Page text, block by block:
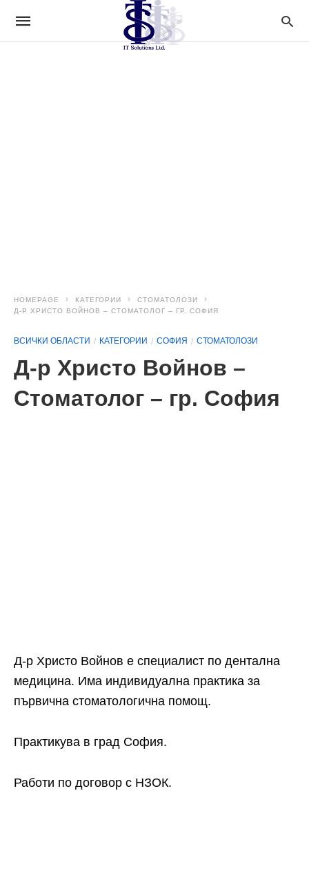
HOMEPAGE КАТЕГОРИИ
СТОМАТОЛОЗИ
Д-Р ХРИСТО ВОЙНОВ – СТОМАТОЛОГ – ГР. СОФИЯ
ВСИЧКИ ОБЛАСТИ КАТЕГОРИИ СОФИЯ СТОМАТОЛОЗИ
Д-р Христо Войнов –
Стоматолог – гр. София
Д-р Христо Войнов е специалист по дентална
медицина. Има индивидуална практика за
първична стоматологична помощ.
Практикува в град София.
Работи по договор с НЗОК.